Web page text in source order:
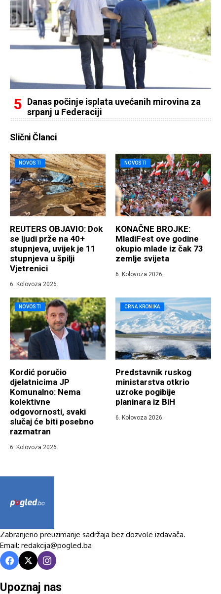
Danas počinje isplata uvećanih mirovina za
srpanj u Federaciji
Slični Članci
NOVOSTI
REUTERS OBJAVIO: Dok
se ljudi prže na 40+
stupnjeva, uvijek je 11
stupnjeva u špilji
Vjetrenici
6. Kolovoza 2026.
NOVOSTI
KONAČNE BROJKE:
MladiFest ove godine
okupio mlade iz čak 73
zemlje svijeta
6. Kolovoza 2026.
NOVOSTI
Kordić poručio
djelatnicima JP
Komunalno: Nema
kolektivne
odgovornosti, svaki
slučaj će biti posebno
razmatran
6. Kolovoza 2026.
CRNA KRONIKA
Predstavnik ruskog
ministarstva otkrio
uzroke pogibije
planinara iz BiH
6. Kolovoza 2026.
Zabranjeno preuzimanje sadržaja bez dozvole izdavača.
Email: redakcija@pogled.ba
Upoznaj nas